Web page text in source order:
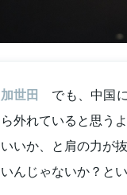
加世田
でも、中国
ら外れていると思う
いいか、と肩の力が
いんじゃないか？と